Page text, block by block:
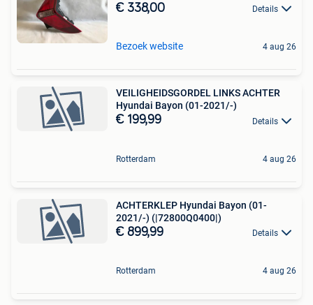
€ 338,00 Details
Bezoek website 4 aug 26
VEILIGHEIDSGORDEL LINKS ACHTER
Hyundai Bayon (01-2021/-)
€ 199,99 Details
Rotterdam 4 aug 26
ACHTERKLEP Hyundai Bayon (01-
2021/-) (|72800Q0400|)
€ 899,99 Details
Rotterdam 4 aug 26